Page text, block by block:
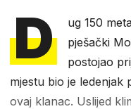
D
ug 150
pješački
postojao
mjestu bio je ledenjak
ovaj klanac. Uslijed